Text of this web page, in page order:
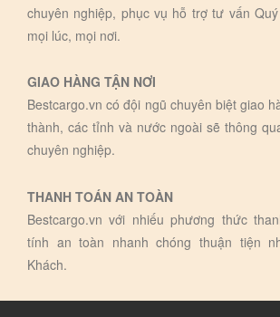
chuyên nghiệp, phục vụ hỗ trợ tư vấn
mọi lúc, mọi nơi.
GIAO HÀNG TẬN NƠI
Bestcargo.vn có đội ngũ chuyên biệt giao
thành, các tỉnh và nước ngoài sẽ thông
chuyên nghiệp.
THANH TOÁN AN TOÀN
Bestcargo.vn với nhiếu phương thức
tính an toàn nhanh chóng thuận tiện
Khách.